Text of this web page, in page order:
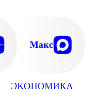
ЭКОНОМИКА
Макс